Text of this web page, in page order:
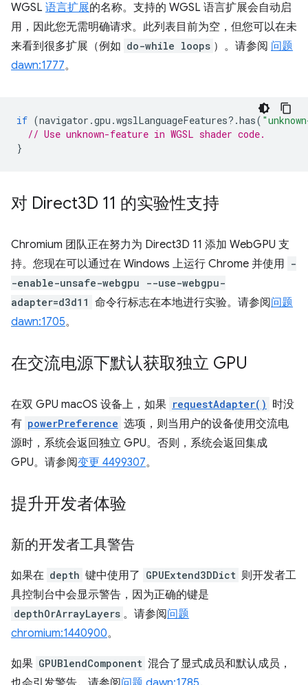
WGSL 语言扩展的名称。支持的 WGSL 语言扩展会自动启
用，因此您无需明确请求。此列表目前为空，但您可以在未
来看到很多扩展（例如 do-while loops ）。请参阅 问题
dawn:1777。
if (navigator .gpu .wgslLanguageFeatures? .has(
// Use unknown-feature in WGSL shader code.
}
对 Direct3D 11 的实验性支持
Chromium 团队正在努力为 Direct3D 11 添加 WebGPU 支
持。您现在可以通过在 Windows 上运行 Chrome 并使用 -
-enable-unsafe-webgpu --use-webgpu-
adapter=d3d11 命令行标志在本地进行实验。请参阅问题
dawn:1705。
在交流电源下默认获取独立 GPU
在双 GPU macOS 设备上，如果 requestAdapter() 时没
有 powerPreference 选项，则当用户的设备使用交流电
源时，系统会返回独立 GPU。否则，系统会返回集成
GPU。请参阅变更 4499307。
提升开发者体验
新的开发者工具警告
如果在 depth 键中使用了 GPUExtend3DDict 则开发者工
具控制台中会显示警告，因为正确的键是
depthOrArrayLayers 。请参阅问题
chromium:1440900。
如果 GPUBlendComponent 混合了显式成员和默认成员，